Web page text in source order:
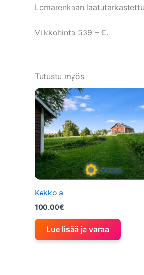
Lomarenkaan
Viikkohinta 539 – €.
Tutustu myös
Kekkola
100.00€
Lue lisää ja varaa